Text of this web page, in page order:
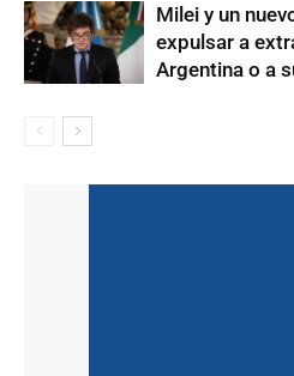
Milei y un
expulsar a
Argentina o a